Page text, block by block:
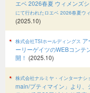
エベ 2026春夏 ウィメンズ
にて行われたロエベ 2026春夏ウ
(2025.10)
株式会社TSIホールディングス ア
ーリーゲイツのWEBコンテ
開！ (2025.10)
株式会社ナルミヤ・インターナシ
main/プティマイン」より